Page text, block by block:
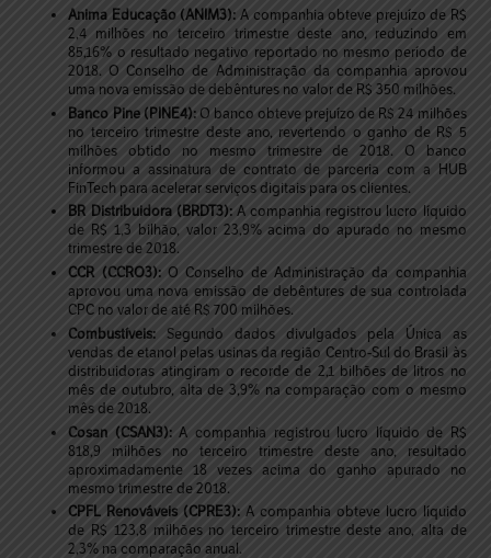
Anima Educação (ANIM3): A companhia obteve prejuízo de R$
2,4 milhões no terceiro trimestre deste ano, reduzindo em
85,16% o resultado negativo reportado no mesmo período de
2018. O Conselho de Administração da companhia aprovou
uma nova emissão de debêntures no valor de R$ 350 milhões.
Banco Pine (PINE4):O banco obteve prejuízo de R$ 24 milhões
no terceiro trimestre deste ano, revertendo o ganho de R$ 5
milhões obtido no mesmo trimestre de 2018. O banco
informou a assinatura de contrato de parceria com a HUB
FinTech para acelerar serviços digitais para os clientes.
BR Distribuidora (BRDT3):A companhia registrou lucro líquido
de R$ 1,3 bilhão, valor 23,9% acima do apurado no mesmo
trimestre de 2018.
CCR (CCRO3): O Conselho de Administração da companhia
aprovou uma nova emissão de debêntures de sua controlada
CPC no valor de até R$ 700 milhões.
Combustíveis: Segundo dados divulgados pela Única as
vendas de etanol pelas usinas da região Centro-Sul do Brasil às
distribuidoras atingiram o recorde de 2,1 bilhões de litros no
mês de outubro, alta de 3,9% na comparação com o mesmo
mês de 2018.
Cosan (CSAN3):A companhia registrou lucro líquido de R$
818,9 milhões no terceiro trimestre deste ano, resultado
aproximadamente 18 vezes acima do ganho apurado no
mesmo trimestre de 2018.
CPFL Renováveis (CPRE3): A companhia obteve lucro líquido
de R$ 123,8 milhões no terceiro trimestre deste ano, alta de
2,3% na comparação anual.